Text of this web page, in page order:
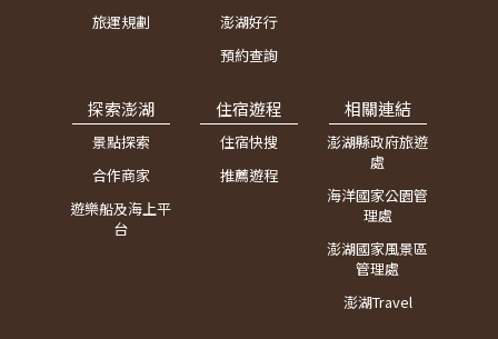
旅運規劃
澎湖好行
預約查詢
探索澎湖
景點探索
合作商家
遊樂船及海上平
台
住宿遊程
住宿快搜
推薦遊程
相關連結
澎湖縣政府旅遊
處
海洋國家公園管
理處
澎湖國家風景區
管理處
澎湖Travel